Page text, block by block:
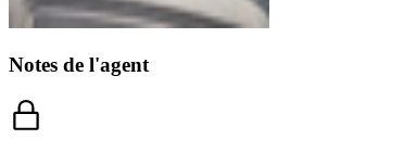
Notes de l'agent